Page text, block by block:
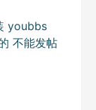
youbbs
不能发帖